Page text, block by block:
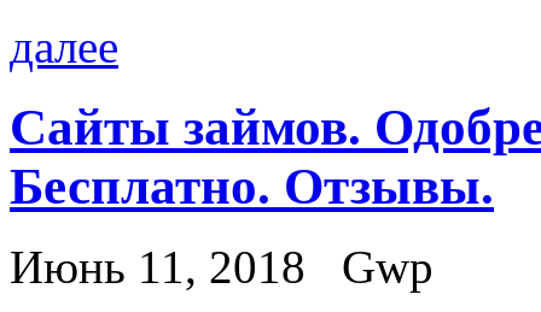
далее
Сайты займов.
Бесплатно. Отзывы.
Июнь 11, 2018
Gwp